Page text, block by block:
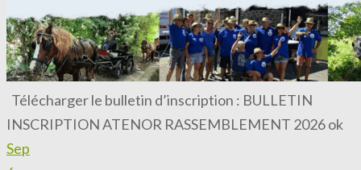
Télécharger le bulletin d’inscription : BULLETIN
INSCRIPTION ATENOR RASSEMBLEMENT 2026 ok
Sep